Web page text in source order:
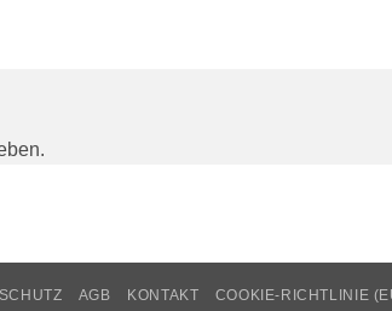
AGB KONTAKT COOKIE-RICHTLINIE